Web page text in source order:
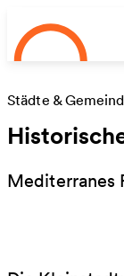
Zum
Städte &
Mediterranes